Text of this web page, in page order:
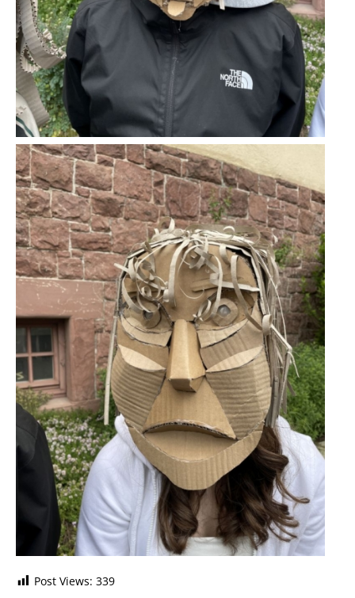
Post Views: 339